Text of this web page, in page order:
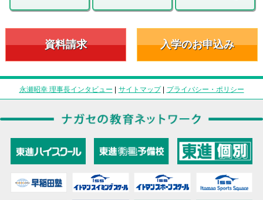
資料請求 入学のお申込み
永瀬昭幸 理事長インタビュー | サイトマップ| プライバシー・ポリシー